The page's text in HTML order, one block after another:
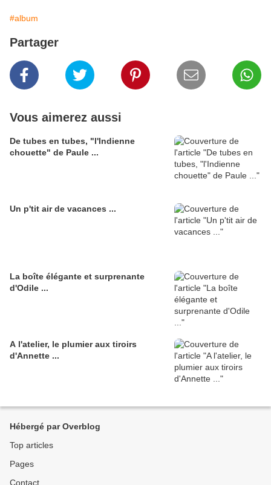
#album
Partager
Vous aimerez aussi
De tubes en tubes, "l'Indienne
chouette" de Paule ...
Un p'tit air de vacances ...
La boîte élégante et surprenante
d'Odile ...
A l'atelier, le plumier aux tiroirs
d'Annette ...
Hébergé par Overblog
Top articles
Pages
Contact